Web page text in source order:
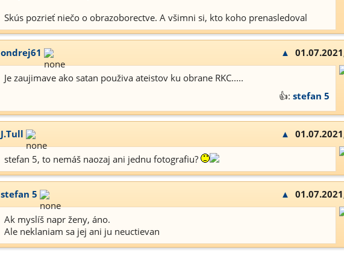
Skús pozrieť niečo o obrazoborectve. A všimni si, kto koho prenasledoval
ondrej61 ▲
Je zaujimave ako satan použiva ateistov ku obrane RKC.....
👍: stefan 5
J.Tull ▲
stefan 5, to nemáš naozaj ani jednu fotografiu?
stefan 5 ▲
Ak myslíš napr ženy, áno.
Ale neklaniam sa jej ani ju neuctievan